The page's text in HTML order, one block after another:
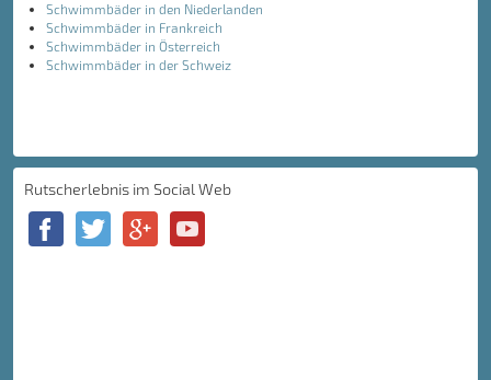
Schwimmbäder in den Niederlanden
Schwimmbäder in Frankreich
Schwimmbäder in Österreich
Schwimmbäder in der Schweiz
Rutscherlebnis im Social Web